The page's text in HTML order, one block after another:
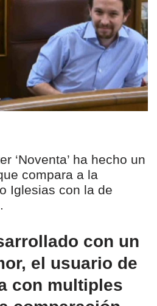
‘Noventa’ ha hecho un
compara a la
Iglesias con la de
con un
el usuario de
con multiples